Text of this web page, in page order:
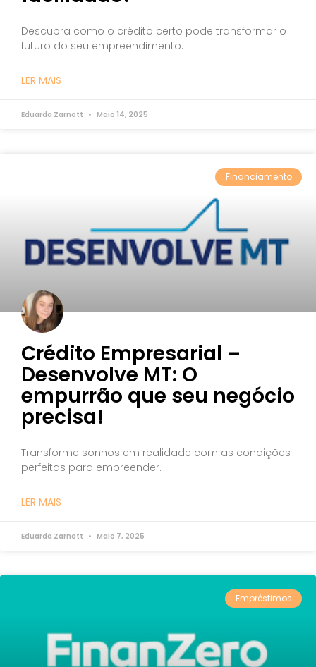
Descubra como o crédito certo pode transformar o
futuro do seu empreendimento.
LER MAIS
Eduarda Zarnott Maio 14, 2025
Financiamento
Crédito Empresarial –
Desenvolve MT: O
empurrão que seu negócio
precisa!
Transforme sonhos em realidade com as condições
perfeitas para empreender.
LER MAIS
Eduarda Zarnott Maio 7, 2025
Empréstimos